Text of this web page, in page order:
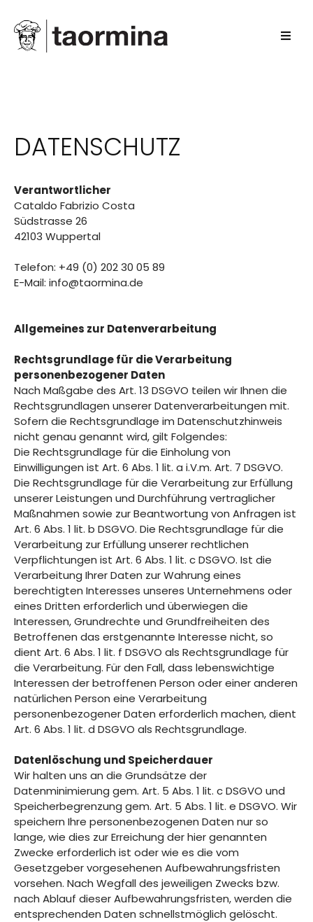
DATENSCHUTZ
Verantwortlicher
Cataldo Fabrizio Costa
Südstrasse 26
42103 Wuppertal
Telefon: +49 (0) 202 30 05 89
E-Mail: info@taormina.de
Allgemeines zur Datenverarbeitung
Rechtsgrundlage für die Verarbeitung
personenbezogener Daten
Nach Maßgabe des Art. 13 DSGVO teilen wir Ihnen die
Rechtsgrundlagen unserer Datenverarbeitungen mit.
Sofern die Rechtsgrundlage im Datenschutzhinweis
nicht genau genannt wird, gilt Folgendes:
Die Rechtsgrundlage für die Einholung von
Einwilligungen ist Art. 6 Abs. 1 lit. a i.V.m. Art. 7 DSGVO.
Die Rechtsgrundlage für die Verarbeitung zur Erfüllung
unserer Leistungen und Durchführung vertraglicher
Maßnahmen sowie zur Beantwortung von Anfragen ist
Art. 6 Abs. 1 lit. b DSGVO. Die Rechtsgrundlage für die
Verarbeitung zur Erfüllung unserer rechtlichen
Verpflichtungen ist Art. 6 Abs. 1 lit. c DSGVO. Ist die
Verarbeitung Ihrer Daten zur Wahrung eines
berechtigten Interesses unseres Unternehmens oder
eines Dritten erforderlich und überwiegen die
Interessen, Grundrechte und Grundfreiheiten des
Betroffenen das erstgenannte Interesse nicht, so
dient Art. 6 Abs. 1 lit. f DSGVO als Rechtsgrundlage für
die Verarbeitung. Für den Fall, dass lebenswichtige
Interessen der betroffenen Person oder einer anderen
natürlichen Person eine Verarbeitung
personenbezogener Daten erforderlich machen, dient
Art. 6 Abs. 1 lit. d DSGVO als Rechtsgrundlage.
Datenlöschung und Speicherdauer
Wir halten uns an die Grundsätze der
Datenminimierung gem. Art. 5 Abs. 1 lit. c DSGVO und
Speicherbegrenzung gem. Art. 5 Abs. 1 lit. e DSGVO. Wir
speichern Ihre personenbezogenen Daten nur so
lange, wie dies zur Erreichung der hier genannten
Zwecke erforderlich ist oder wie es die vom
Gesetzgeber vorgesehenen Aufbewahrungsfristen
vorsehen. Nach Wegfall des jeweiligen Zwecks bzw.
nach Ablauf dieser Aufbewahrungsfristen, werden die
entsprechenden Daten schnellstmöglich gelöscht.